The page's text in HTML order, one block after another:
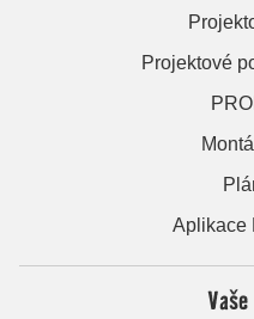
Projektové
Aplikace